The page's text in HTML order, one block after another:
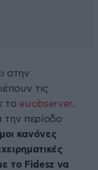
στην
τις
το euobserver.
περίοδο
κανόνες
το Fidesz να